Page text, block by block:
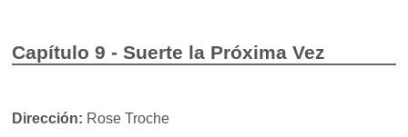
Capítulo 9 - Suerte la Próxima Vez
Dirección: Rose Troche